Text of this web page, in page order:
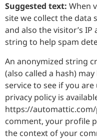
Suggested text: When
site we collect the data
and also the visitor’s
string to help spam
An anonymized string
(also called a hash)
service to see if you
privacy policy is
https://
comment, your profile
the context of your